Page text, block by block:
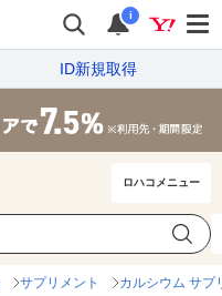
i
ID新規取得
ロハコメニュー
サプリメント カルシウム サプ